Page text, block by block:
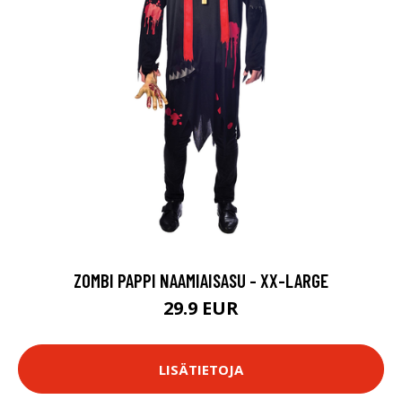
ZOMBI PAPPI NAAMIAISASU - XX-LARGE
29.9 EUR
LISÄTIETOJA